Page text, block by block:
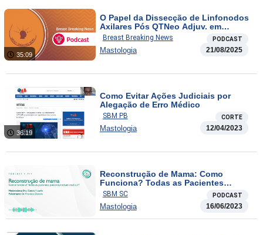
35:09
O Papel da Dissecção de Linfonodos
Axilares Pós QTNeo Adjuv. em
pacientes com Câncer de Mama e
Doença Linfonodal Residual e
Seguimento Imaginológico Cerebral:
Breast Breaking News PODCAST
Mastologia 21/08/2025
36:19
Como Evitar Ações Judiciais por
Alegação de Erro Médico
SBM PB CORTE
Mastologia 12/04/2023
Reconstrução de Mama: Como
Funciona? Todas as Pacientes
Podem/Precisam Realizar?
SBM SC PODCAST
Mastologia 16/06/2023